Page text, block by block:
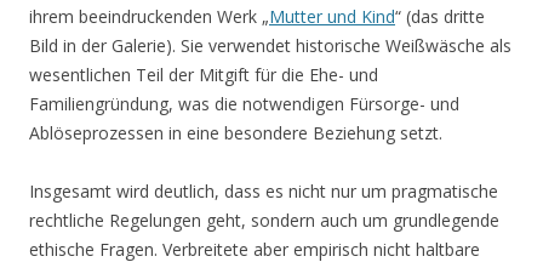
ihrem beeindruckenden Werk „Mutter und Kind“ (das dritte
Bild in der Galerie). Sie verwendet historische Weißwäsche als
wesentlichen Teil der Mitgift für die Ehe- und
Familiengründung, was die notwendigen Fürsorge- und
Ablöseprozessen in eine besondere Beziehung setzt.
Insgesamt wird deutlich, dass es nicht nur um pragmatische
rechtliche Regelungen geht, sondern auch um grundlegende
ethische Fragen. Verbreitete aber empirisch nicht haltbare